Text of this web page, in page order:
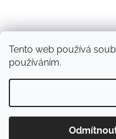
Tento web používá
používáním.